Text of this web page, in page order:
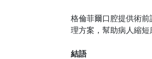
格倫菲爾口腔提供術
理方案，幫助病人縮
結語